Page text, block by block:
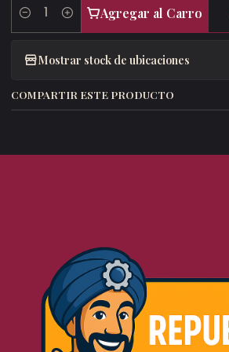
Cantidad
Agregar al Carro
Mostrar stock de ubicaciones
COMPARTIR ESTE PRODUCTO